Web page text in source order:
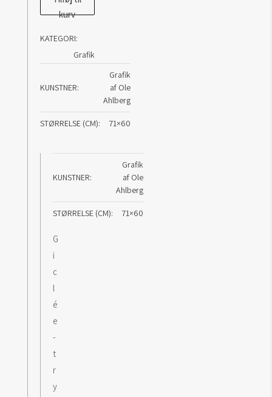
wilderness
Ole
kurv
KATEGORI:
Grafik
KUNSTNER
Grafik
af Ole
Ahlberg
STØRRELSE (CM) 71×60
KUNSTNER
Grafik
af Ole
Ahlberg
STØRRELSE (CM) 71×60
G
i
c
l
é
e
-
t
r
y